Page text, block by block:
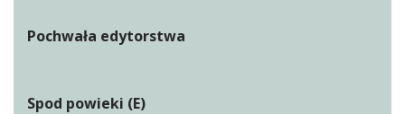
Pochwała edytorstwa
Spod powieki (E)